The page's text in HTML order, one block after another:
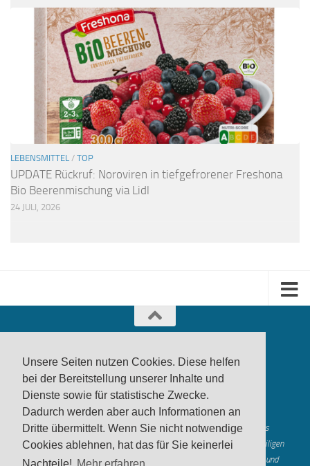
Unsere Seiten nutzen Cookies. Diese helfen
bei der Bereitstellung unserer Inhalte und
Dienste sowie für statistische Zwecke.
Dadurch werden aber auch Informationen an
Dritte übermittelt. Wenn Sie nicht notwendige
Cookies ablehnen, hat das für Sie keinerlei
LEBENSMITTEL / TOP
UPDATE Rückruf: Noroviren in tiefgefrorener Freshona
Bio Beerenmischung via Lidl
24 JULI, 2026
produktwarnung.eu - 2007-2026
Made in Gerstetten |Medienzentrum Gerstetten
Alle genannten Marken, Warenzeichen und Logos innerhalb dieses
Medienangebotes sind durch die Marken- und Urheberechte der jeweiligen
Rechteinhaber geschützt, und dienen lediglich der Berichterstattung und